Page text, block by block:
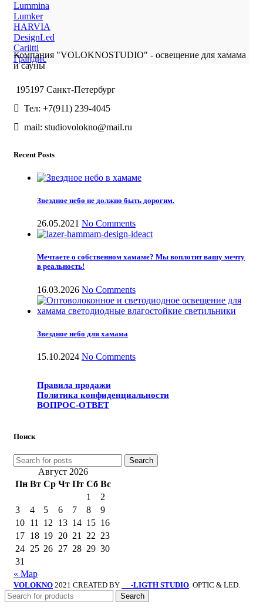
Lummina
Lumker
HARVIA
DesignLed
Cariitti
Грандис
Компания "VOLOKNOSTUDIO" - освещение для хамама
и сауны
195197 Санкт-Петербург
Тел: +7(911) 239-4045
mail: studiovolokno@mail.ru
Recent Posts
Звездное небо не должно быть дорогим.
26.05.2021 No Comments
Мечтаете о собственном хамаме? Мы воплотит вашу мечту
в реальность!
16.03.2026 No Comments
Звездное небо для хамама
15.10.2024 No Comments
Правила продажи
Политика конфиденциальности
ВОПРОС-ОТВЕТ
Поиск
Search
Август 2026
Пн Вт Ср Чт Пт Сб Вс
1
2
3
4 5 6 7 8
9
10 11 12 13 14 15 16
17 18 19 20 21 22 23
24 25 26 27 28 29 30
31
« Мар
VOLOKNO 2021 CREATED BY -LIGTH STUDIO. OPTIC & LED.
Search